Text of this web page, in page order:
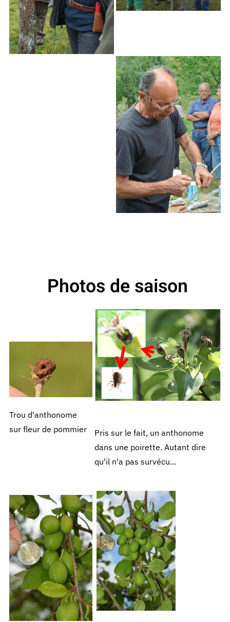
Photos de saison
Trou d'anthonome
sur fleur de pommier
Pris sur le fait, un anthonome
dans une poirette. Autant dire
qu'il n'a pas survécu...